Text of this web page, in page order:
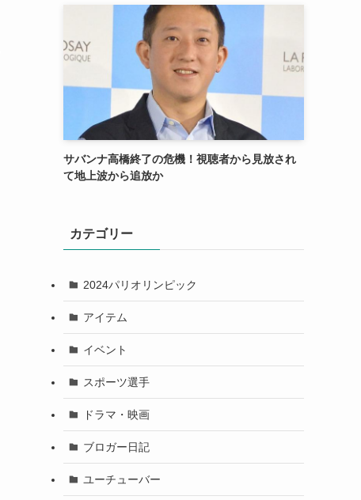
サバンナ高橋終了の危機！視聴者から見放され
て地上波から追放か
カテゴリー
2024パリオリンピック
アイテム
イベント
スポーツ選手
ドラマ・映画
ブロガー日記
ユーチューバー